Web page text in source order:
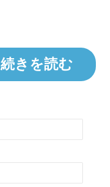
きを読む